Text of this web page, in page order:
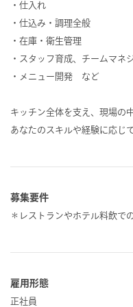
・仕入れ
・仕込み・調理全般
・在庫・衛生管理
・スタッフ育成、チームマネ
・メニュー開発 など
キッチン全体を支え、現場の
あなたのスキルや経験に応じ
募集要件
＊レストランやホテル料飲で
雇用形態
正社員